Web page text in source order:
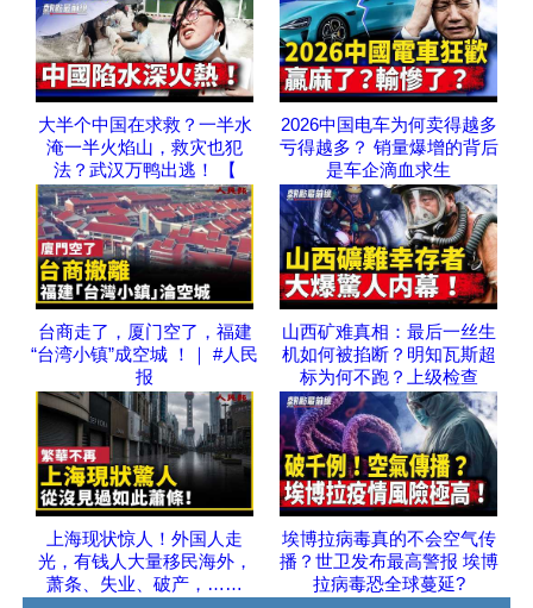
大半个中国在求救？一半水
淹一半火焰山，救灾也犯
法？武汉万鸭出逃！ 【
2026中国电车为何卖得越多
亏得越多？ 销量爆增的背后
是车企滴血求生
台商走了，厦门空了，福建
“台湾小镇”成空城 ！｜ #人民
报
山西矿难真相：最后一丝生
机如何被掐断？明知瓦斯超
标为何不跑？上级检查
上海现状惊人！外国人走
光，有钱人大量移民海外，
萧条、失业、破产，……
埃博拉病毒真的不会空气传
播？世卫发布最高警报 埃博
拉病毒恐全球蔓延?